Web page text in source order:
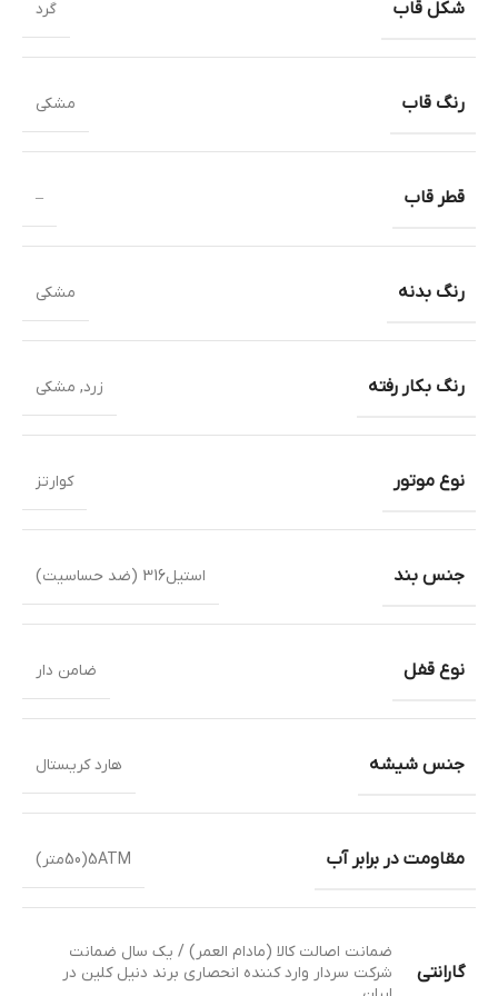
شکل قاب گرد
رنگ قاب مشکی
قطر قاب –
رنگ بدنه مشکی
رنگ بکار رفته زرد, مشکی
نوع موتور کوارتز
جنس بند استیل316 (ضد حساسیت)
نوع قفل ضامن دار
جنس شیشه هارد کریستال
مقاومت در برابر آب 5ATM(50متر)
گارانتی
ضمانت اصالت کالا (مادام العمر) / یک سال ضمانت
شرکت سردار وارد کننده انحصاری برند دنیل کلین در